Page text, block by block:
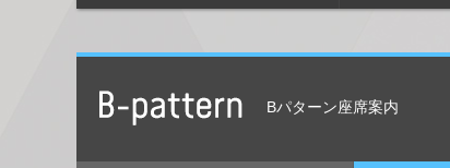
Bパターン座席案内